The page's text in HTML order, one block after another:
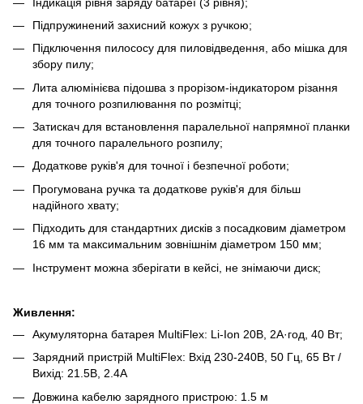
Підпружинений захисний кожух з ручкою;
Підключення пилососу для пиловідведення, або мішка для
збору пилу;
Лита алюмінієва підошва з прорізом-індикатором різання
для точного розпилювання по розмітці;
Затискач для встановлення паралельної напрямної планки
для точного паралельного розпилу;
Додаткове руків'я для точної і безпечної роботи;
Прогумована ручка та додаткове руків'я для більш
надійного хвату;
Підходить для стандартних дисків з посадковим діаметром
16 мм та максимальним зовнішнім діаметром 150 мм;
Інструмент можна зберігати в кейсі, не знімаючи диск;
Живлення:
Акумуляторна батарея MultiFlex: Li-Ion 20В, 2А·год, 40 Вт;
Зарядний пристрій MultiFlex: Вхід 230-240В, 50 Гц, 65 Вт /
Вихід: 21.5В, 2.4А
Довжина кабелю зарядного пристрою: 1.5 м